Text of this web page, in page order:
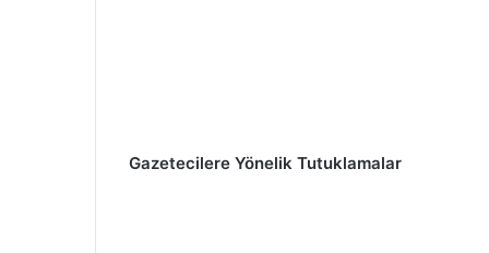
Gazetecilere Yönelik Tutuklamalar